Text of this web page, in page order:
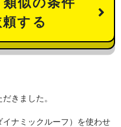
する
きました。
ナミックルーフ）を使わせ